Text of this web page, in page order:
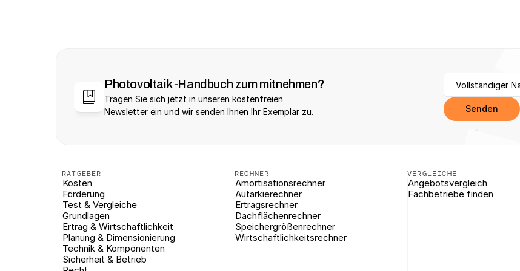
Photovoltaik -Handbuch zum mitnehmen?
Tragen Sie sich jetzt in unseren kostenfreien
Newsletter ein und wir senden Ihnen Ihr Exemplar zu.
Senden
RATGEBER
Kosten
Förderung
Test & Vergleiche
Grundlagen
Ertrag & Wirtschaftlichkeit
Planung & Dimensionierung
Technik & Komponenten
Sicherheit & Betrieb
RECHNER
Amortisationsrechner
Autarkierechner
Ertragsrechner
Dachflächenrechner
Speichergrößenrechner
Wirtschaftlichkeitsrechner
VERGLEICHE
Angebotsvergleich
Fachbetriebe finden